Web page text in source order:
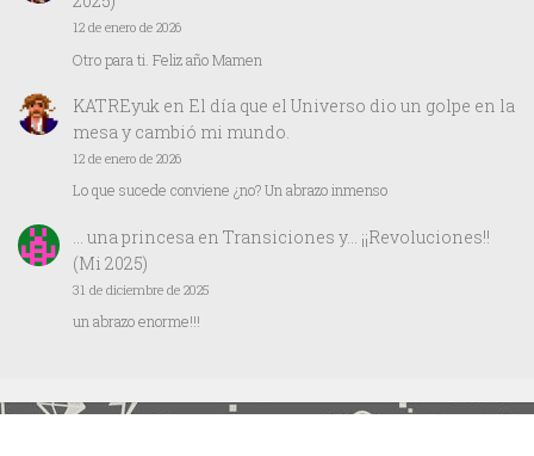
12 de enero de 2026
Otro para ti. Feliz año Mamen
KATREyuken El día que el Universo dio un golpe en la
mesa y cambió mi mundo.
12 de enero de 2026
Lo que sucede conviene ¿no? Un abrazo inmenso
… una princesa en Transiciones y… ¡¡Revoluciones!!
(Mi 2025)
31 de diciembre de 2025
un abrazo enorme!!!